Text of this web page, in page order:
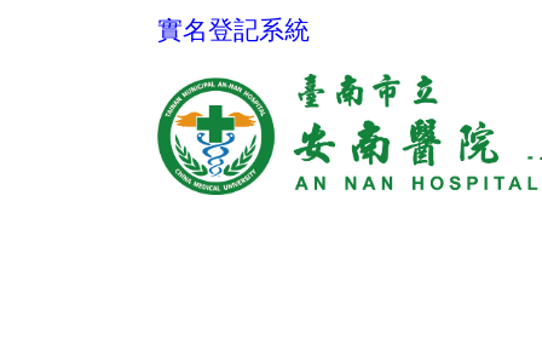
實名登記系統